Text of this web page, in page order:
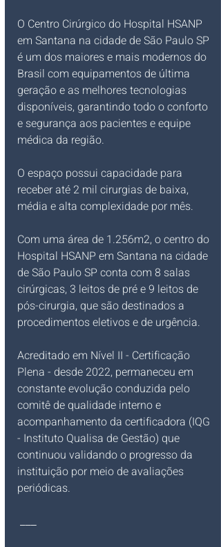
O Centro Cirúrgico do Hospital HSANP
em Santana na cidade de São Paulo SP
é um dos maiores e mais modernos do
Brasil com equipamentos de última
geração e as melhores tecnologias
disponíveis, garantindo todo o conforto
e segurança aos pacientes e equipe
médica da região.
O espaço possui capacidade para
receber até 2 mil cirurgias de baixa,
média e alta complexidade por mês.
Com uma área de 1.256m2, o centro do
Hospital HSANP em Santana na cidade
de São Paulo SP conta com 8 salas
cirúrgicas, 3 leitos de pré e 9 leitos de
pós-cirurgia, que são destinados a
procedimentos eletivos e de urgência.
Acreditado em Nível II - Certificação
Plena - desde 2022, permaneceu em
constante evolução conduzida pelo
comitê de qualidade interno e
acompanhamento da certificadora (IQG
- Instituto Qualisa de Gestão) que
continuou validando o progresso da
instituição por meio de avaliações
periódicas.
___